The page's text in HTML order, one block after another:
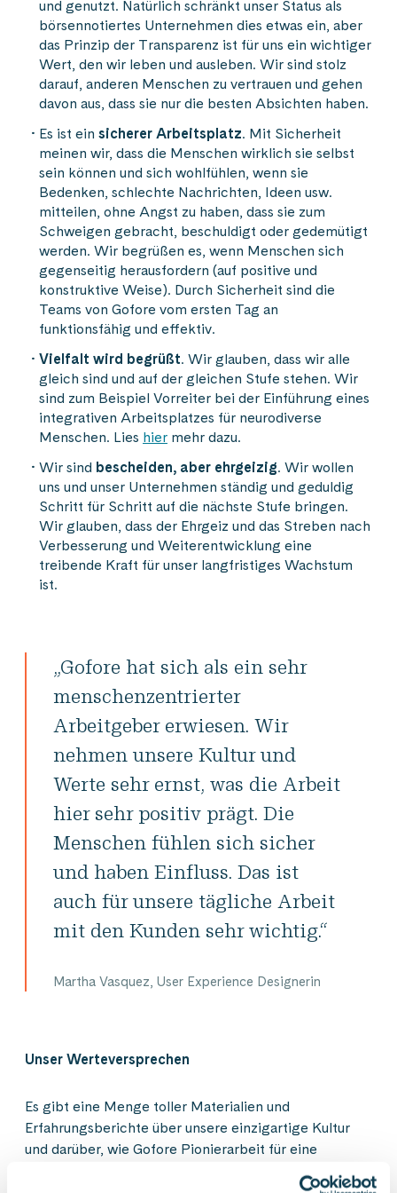
und genutzt. Natürlich schränkt unser Status als
börsennotiertes Unternehmen dies etwas ein, aber
das Prinzip der Transparenz ist für uns ein wichtiger
Wert, den wir leben und ausleben. Wir sind stolz
darauf, anderen Menschen zu vertrauen und gehen
davon aus, dass sie nur die besten Absichten haben.
Es ist ein sicherer Arbeitsplatz. Mit Sicherheit
meinen wir, dass die Menschen wirklich sie selbst
sein können und sich wohlfühlen, wenn sie
Bedenken, schlechte Nachrichten, Ideen usw.
mitteilen, ohne Angst zu haben, dass sie zum
Schweigen gebracht, beschuldigt oder gedemütigt
werden. Wir begrüßen es, wenn Menschen sich
gegenseitig herausfordern (auf positive und
konstruktive Weise). Durch Sicherheit sind die
Teams von Gofore vom ersten Tag an
funktionsfähig und effektiv.
Vielfalt wird begrüßt. Wir glauben, dass wir alle
gleich sind und auf der gleichen Stufe stehen. Wir
sind zum Beispiel Vorreiter bei der Einführung eines
integrativen Arbeitsplatzes für neurodiverse
Menschen. Lies hier mehr dazu.
Wir sind bescheiden, aber ehrgeizig. Wir wollen
uns und unser Unternehmen ständig und geduldig
Schritt für Schritt auf die nächste Stufe bringen.
Wir glauben, dass der Ehrgeiz und das Streben nach
Verbesserung und Weiterentwicklung eine
treibende Kraft für unser langfristiges Wachstum
ist.
„Gofore hat sich als ein sehr
menschenzentrierter
Arbeitgeber erwiesen. Wir
nehmen unsere Kultur und
Werte sehr ernst, was die Arbeit
hier sehr positiv prägt. Die
Menschen fühlen sich sicher
und haben Einfluss. Das ist
auch für unsere tägliche Arbeit
mit den Kunden sehr wichtig.“
Martha Vasquez, User Experience Designerin
Unser Werteversprechen
Es gibt eine Menge toller Materialien und
Erfahrungsberichte über unsere einzigartige Kultur
und darüber, wie Gofore Pionierarbeit für eine
ethische digitale Welt leistet. Reden kann jeder.